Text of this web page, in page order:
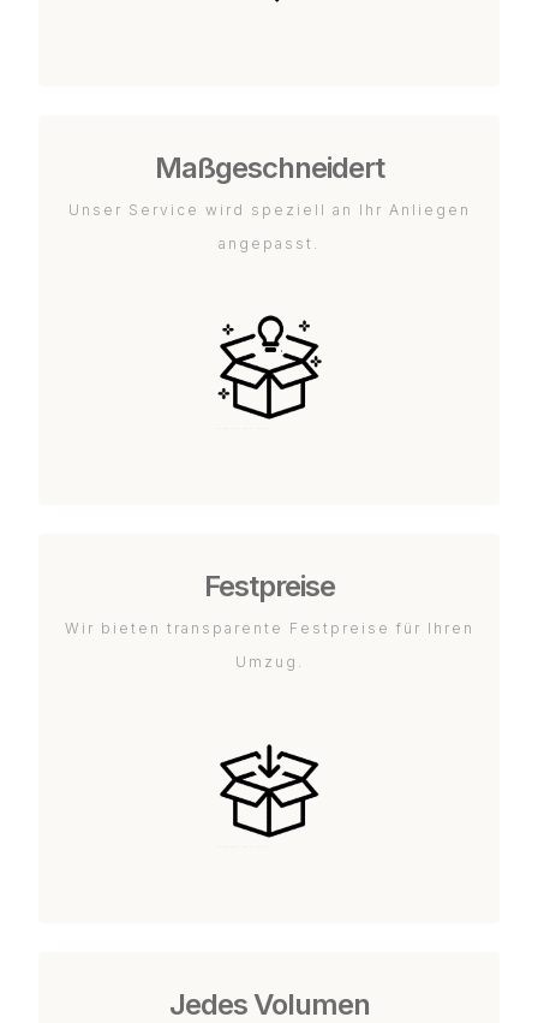
Maßgeschneidert
Unser Service wird speziell an Ihr Anliegen
angepasst.
Festpreise
Wir bieten transparente Festpreise für Ihren
Umzug.
Jedes Volumen